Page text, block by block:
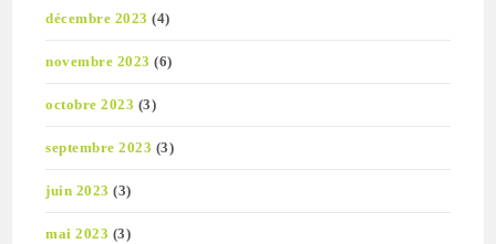
décembre 2023 (4)
novembre 2023 (6)
octobre 2023 (3)
septembre 2023 (3)
juin 2023 (3)
mai 2023 (3)